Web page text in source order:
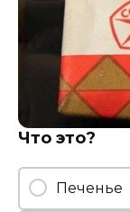
Что это?
Печенье